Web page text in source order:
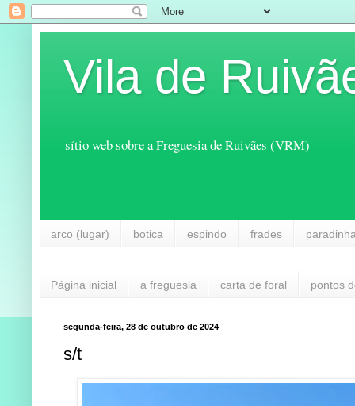
Vila de
sítio web sobre a Freguesia de Ruivães (VRM)
arco (lugar) botica espindo frades
Página inicial a freguesia carta de foral pontos
segunda-feira, 28 de outubro de 2024
s/t